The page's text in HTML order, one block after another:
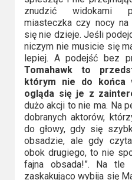
znudzić widokami
miasteczka czy nocy
się nie dzieje. Jeśli
niczym nie musicie się
lepiej. A podejść bez
Tomahawk to
którym nie do końca
ogląda się je z
dużo akcji to nie ma. Na
dobranych aktorów,
do głowy, gdy się
obsadzie, ale gdy
obok drugiego, to nie
fajna obsada!”. Na tle
zaskakująco wybija się